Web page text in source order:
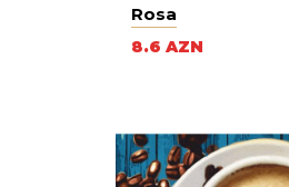
Rosa
8.6 AZN